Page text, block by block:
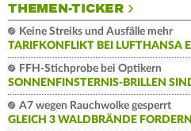
THEMEN-TICKER
Keine Streiks und Ausfälle mehr
TARIFKONFLIKT BEI LUFTHANSA
FFH-Stichprobe bei Optikern
SONNENFINSTERNIS-BRILLEN
A7 wegen Rauchwolke gesperrt
GLEICH 3 WALDBRÄNDE